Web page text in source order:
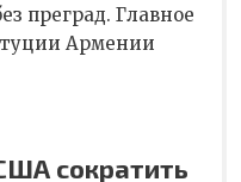
преград. Главное
Армении
сократить